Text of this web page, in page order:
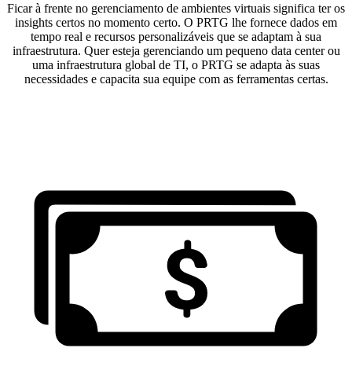
Ficar à frente no gerenciamento de ambientes virtuais significa ter os
insights certos no momento certo. O PRTG lhe fornece dados em
tempo real e recursos personalizáveis que se adaptam à sua
infraestrutura. Quer esteja gerenciando um pequeno data center ou
uma infraestrutura global de TI, o PRTG se adapta às suas
necessidades e capacita sua equipe com as ferramentas certas.